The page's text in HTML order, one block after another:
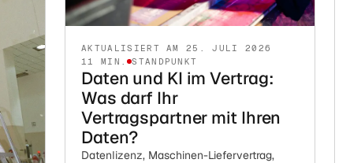
AKTUALISIERT AM 25. JULI 2026
11 MIN. STANDPUNKT
Daten und KI im Vertrag:
Was darf Ihr
Vertragspartner mit Ihren
Daten?
Datenlizenz, Maschinen-Liefervertrag,